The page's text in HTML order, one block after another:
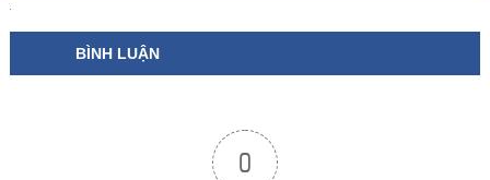
BÌNH LUẬN
0